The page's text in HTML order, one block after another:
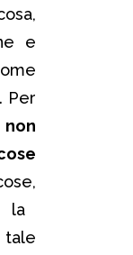
e
Per
non
la
tale